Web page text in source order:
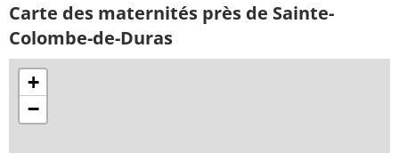
Carte des maternités près de Sainte-
Colombe-de-Duras
+
−